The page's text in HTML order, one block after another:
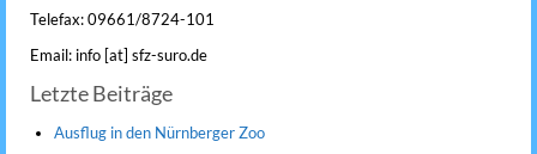
Telefax: 09661/8724-101
Email: info [at] sfz-suro.de
Letzte Beiträge
Ausflug in den Nürnberger Zoo